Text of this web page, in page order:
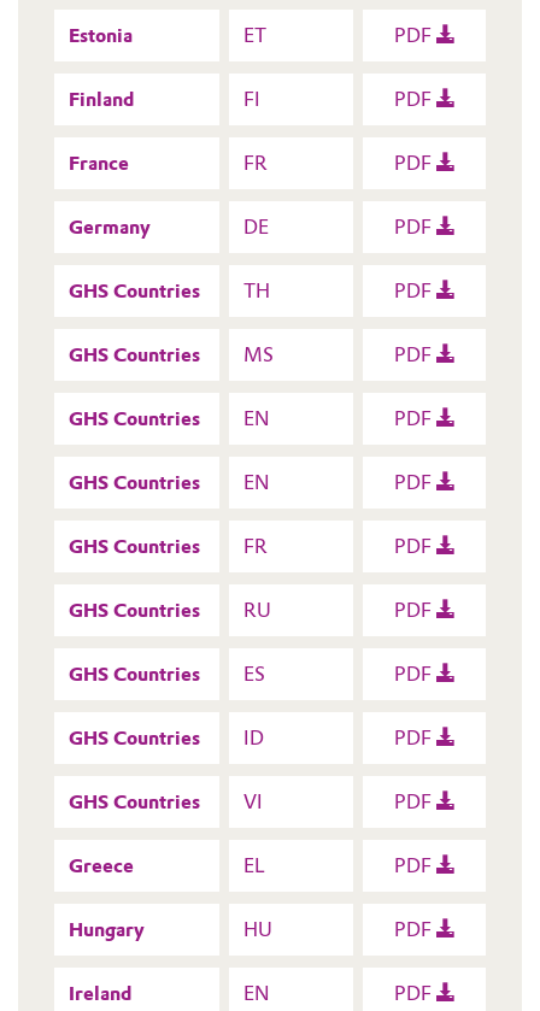
Estonia ET PDF
Finland FI PDF
France FR PDF
Germany DE PDF
GHS Countries TH PDF
GHS Countries MS PDF
GHS Countries EN PDF
GHS Countries EN PDF
GHS Countries FR PDF
GHS Countries RU PDF
GHS Countries ES PDF
GHS Countries ID PDF
GHS Countries VI PDF
Greece EL PDF
Hungary HU PDF
Ireland EN PDF